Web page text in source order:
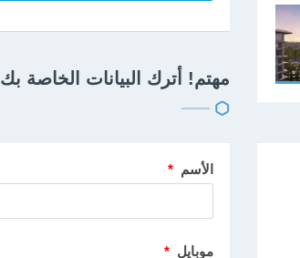
مهتم! أترك البيانات الخاصة بك
الأسم *
موبايل *